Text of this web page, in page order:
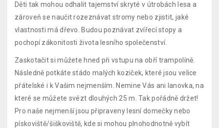
Děti tak mohou odhalit tajemství skryté v útrobách lesa a
zároveň se naučit rozeznávat stromy nebo zjistit, jaké
vlastnosti má dřevo. Budou poznávat zvířecí stopy a
pochopí zákonitosti života lesního společenství.
Zaskotačit si můžete hned při vstupu na obří trampolíně.
Následně potkáte stádo malých koziček, které jsou velice
přátelské i k Vašim nejmenším. Nemine Vás ani lanovka, na
které se můžete svézt dlouhých 25 m. Tak pořádně držet!
Pro naše nejmenší jsou připraveny lesní domečky nebo
pískoviště/šiškoviště, kde si mohou plnohodnotně vybít